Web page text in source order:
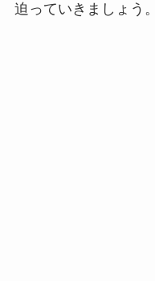
迫っていきましょう。